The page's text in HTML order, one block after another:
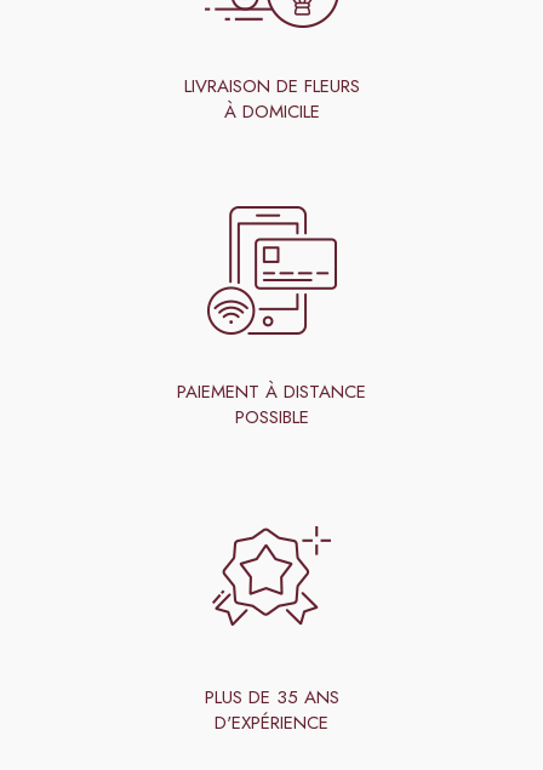
LIVRAISON DE FLEURS
À DOMICILE
PAIEMENT À DISTANCE
POSSIBLE
PLUS DE 35 ANS
D'EXPÉRIENCE